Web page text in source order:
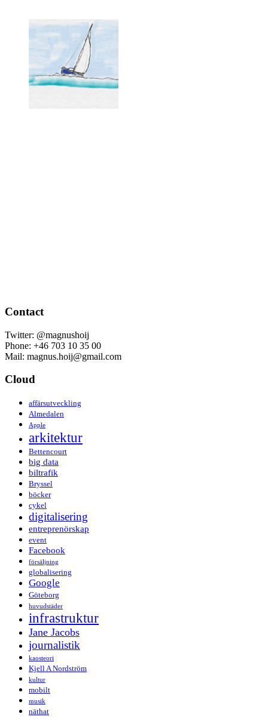
Contact
Twitter: @magnushoij
Phone: +46 703 10 35 00
Mail: magnus.hoij@gmail.com
Cloud
affärsutveckling
Almedalen
Apple
arkitektur
Bettencourt
big data
biltrafik
Bryssel
böcker
cykel
digitalisering
entreprenörskap
event
Facebook
försäljning
globalisering
Google
Göteborg
huvudstäder
infrastruktur
Jane Jacobs
journalistik
kaosteori
Kjell A Nordström
kultur
mobilt
musik
näthat